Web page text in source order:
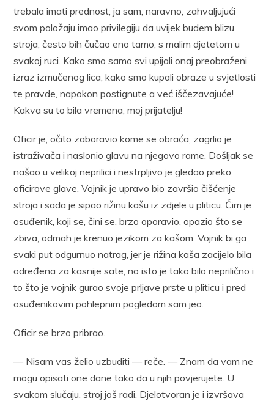
trebala imati prednost; ja sam, naravno, zahvaljujući
svom položaju imao privilegiju da uvijek budem blizu
stroja; često bih čučao eno tamo, s malim djetetom u
svakoj ruci. Kako smo samo svi upijali onaj preobraženi
izraz izmučenog lica, kako smo kupali obraze u svjetlosti
te pravde, napokon postignute a već iščezavajuće!
Kakva su to bila vremena, moj prijatelju!
Oficir je, očito zaboravio kome se obraća; zagrlio je
istraživača i naslonio glavu na njegovo rame. Došljak se
našao u velikoj neprilici i nestrpljivo je gledao preko
oficirove glave. Vojnik je upravo bio završio čišćenje
stroja i sada je sipao rižinu kašu iz zdjele u pliticu. Čim je
osuđenik, koji se, čini se, brzo oporavio, opazio što se
zbiva, odmah je krenuo jezikom za kašom. Vojnik bi ga
svaki put odgurnuo natrag, jer je rižina kaša zacijelo bila
određena za kasnije sate, no isto je tako bilo neprilično i
to što je vojnik gurao svoje prljave prste u pliticu i pred
osuđenikovim pohlepnim pogledom sam jeo.
Oficir se brzo pribrao.
— Nisam vas želio uzbuditi — reče. — Znam da vam ne
mogu opisati one dane tako da u njih povjerujete. U
svakom slučaju, stroj još radi. Djelotvoran je i izvršava